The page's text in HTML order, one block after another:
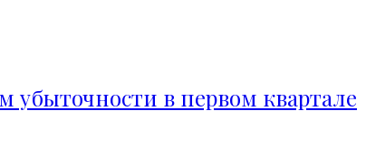
убыточности в первом квартале